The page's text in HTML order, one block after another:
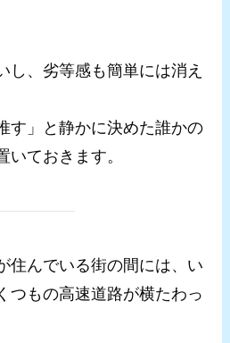
し、劣等感も簡単には消え
す」と静かに決めた誰かの
いておきます。
住んでいる街の間には、い
つもの高速道路が横たわっ